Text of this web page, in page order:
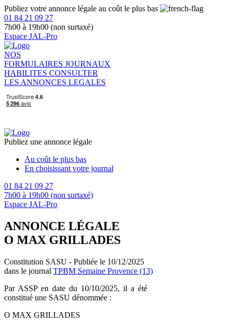
Publiez votre annonce légale au coût le plus bas
01 84 21 09 27
7h00 à 19h00 (non surtaxé)
Espace JAL-Pro
NOS
FORMULAIRES JOURNAUX
HABILITES CONSULTER
LES ANNONCES LEGALES
Publiez une annonce légale
Au coût le plus bas
En choisissant votre journal
01 84 21 09 27
7h00 à 19h00 (non surtaxé)
Espace JAL-Pro
ANNONCE LÉGALE
O MAX GRILLADES
Constitution SASU - Publiée le 10/12/2025
dans le journal TPBM Semaine Provence (13)
Par ASSP en date du 10/10/2025, il a été
constitué une SASU dénommée :
O MAX GRILLADES